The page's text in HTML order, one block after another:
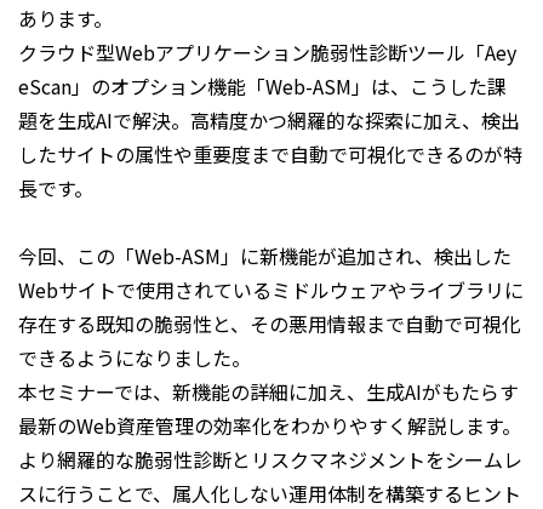
あります。
クラウド型Webアプリケーション脆弱性診断ツール「Aey
eScan」のオプション機能「Web-ASM」は、こうした課
題を生成AIで解決。高精度かつ網羅的な探索に加え、検出
したサイトの属性や重要度まで自動で可視化できるのが特
長です。
今回、この「Web-ASM」に新機能が追加され、検出した
Webサイトで使用されているミドルウェアやライブラリに
存在する既知の脆弱性と、その悪用情報まで自動で可視化
できるようになりました。
本セミナーでは、新機能の詳細に加え、生成AIがもたらす
最新のWeb資産管理の効率化をわかりやすく解説します。
より網羅的な脆弱性診断とリスクマネジメントをシームレ
スに行うことで、属人化しない運用体制を構築するヒント